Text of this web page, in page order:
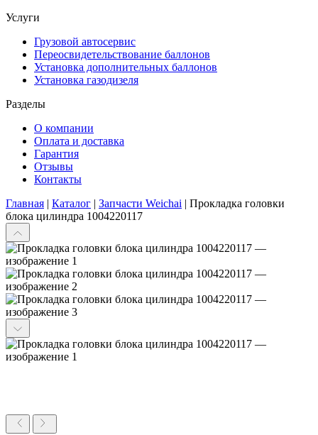
Услуги
Грузовой автосервис
Переосвидетельствование баллонов
Установка дополнительных баллонов
Установка газодизеля
Разделы
О компании
Оплата и доставка
Гарантия
Отзывы
Контакты
Главная | Каталог | Запчасти Weichai | Прокладка головки
блока цилиндра 1004220117